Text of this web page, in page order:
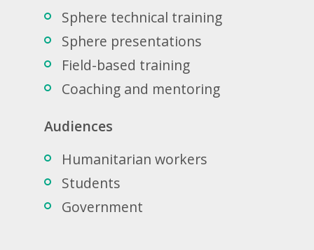
Sphere technical training
Sphere presentations
Field-based training
Coaching and mentoring
Audiences
Humanitarian workers
Students
Government